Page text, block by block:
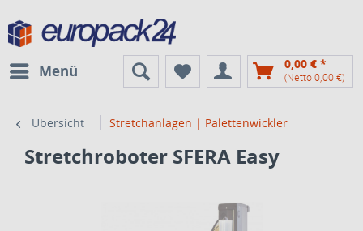
Menü 0,00 € *
(Netto 0,00 €)
Übersicht Stretchanlagen | Palettenwickler
Stretchroboter SFERA Easy